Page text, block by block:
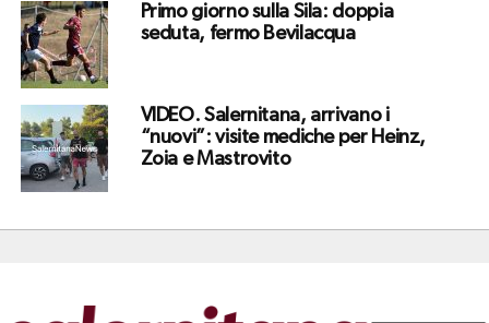
Primo giorno sulla Sila: doppia
seduta, fermo Bevilacqua
VIDEO. Salernitana, arrivano i
“nuovi”: visite mediche per Heinz,
Zoia e Mastrovito